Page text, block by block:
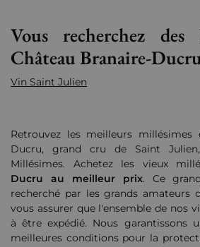
Vous recherchez des
Château Branaire-
Vin Saint Julien
Retrouvez les meilleurs millésimes
Ducru, grand cru de Saint
Millésimes. Achetez les vieux
Ducru au meilleur prix. Ce
recherché par les grands amateurs
vous assurer que l'ensemble de nos
à être expédié. Nous garantissons
meilleures conditions pour la